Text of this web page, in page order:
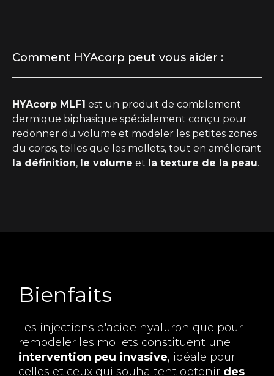
Comment HYAcorp peut vous aider :
HYAcorp MLF1 est un produit de comblement
dermique biphasique spécialement conçu pour
redonner du volume et modeler les petites zones
du corps, telles que les mollets, tout en améliorant
la définition, le volume et la texture de la peau.
Bienfaits
Les injections d'acide hyaluronique pour
remodeler les mollets constituent une
intervention peu invasive, idéale pour
celles et ceux qui souhaitent obtenir des